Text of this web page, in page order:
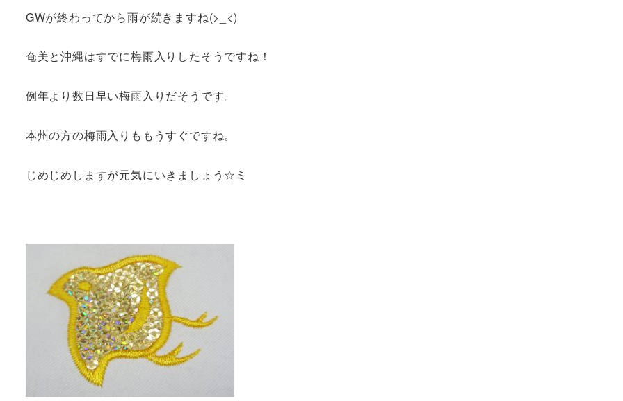
GWが終わってから雨が続きますね(>_<)
奄美と沖縄はすでに梅雨入りしたそうですね！
例年より数日早い梅雨入りだそうです。
本州の方の梅雨入りももうすぐですね。
じめじめしますが元気にいきましょう☆ミ